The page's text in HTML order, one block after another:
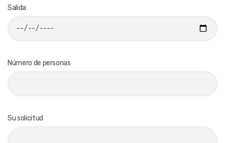
Salida
Número de personas
Su solicitud